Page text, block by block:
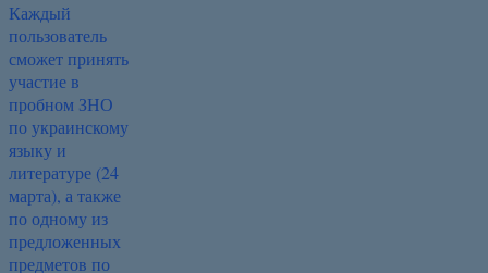
Каждый
пользователь
сможет принять
участие в
пробном ЗНО
по украинскому
языку и
литературе (24
марта), а также
по одному из
предложенных
предметов по